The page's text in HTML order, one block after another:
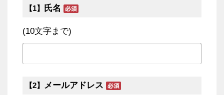
【1】 氏名
(10文字まで)
【2】 メールアドレス